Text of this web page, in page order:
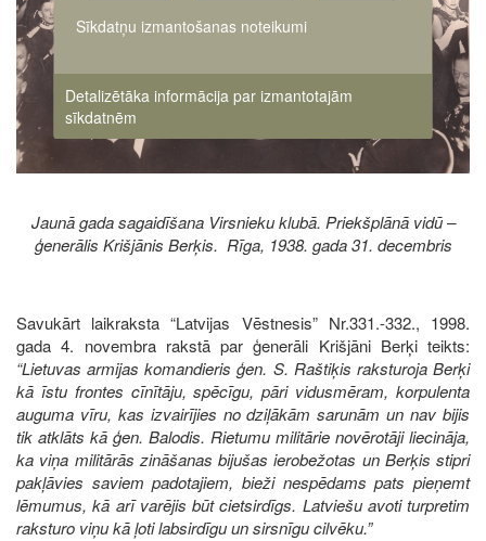
Jaunā gada sagaidīšana Virsnieku klubā. Priekšplānā vidū –
ģenerālis Krišjānis Berķis. Rīga, 1938. gada 31. decembris
Savukārt laikraksta “Latvijas Vēstnesis” Nr.331.-332., 1998.
gada 4. novembra rakstā par ģenerāli Krišjāni Berķi teikts:
“Lietuvas armijas komandieris ģen. S. Raštiķis raksturoja Berķi
kā īstu frontes cīnītāju, spēcīgu, pāri vidusmēram, korpulenta
auguma vīru, kas izvairījies no dziļākām sarunām un nav bijis
tik atklāts kā ģen. Balodis. Rietumu militārie novērotāji liecināja,
ka viņa militārās zināšanas bijušas ierobežotas un Berķis stipri
pakļāvies saviem padotajiem, bieži nespēdams pats pieņemt
lēmumus, kā arī varējis būt cietsirdīgs. Latviešu avoti turpretim
raksturo viņu kā ļoti labsirdīgu un sirsnīgu cilvēku.”
Sīkdatņu izmantošanas noteikumi
Detalizētāka informācija par izmantotajām
sīkdatnēm